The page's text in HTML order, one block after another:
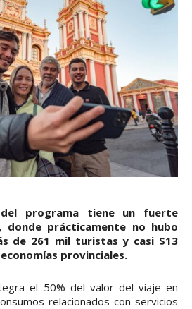
programa tiene un fuerte
donde prácticamente no hubo
de 261 mil turistas y casi $13
provinciales.
el 50% del valor del viaje en
relacionados con servicios